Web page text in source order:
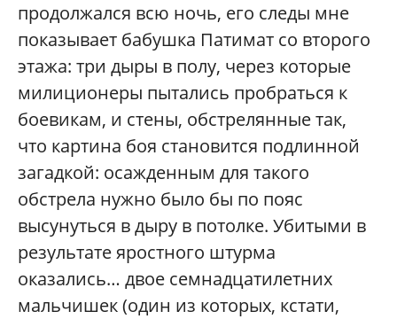
продолжался всю ночь, его следы мне
показывает бабушка Патимат со второго
этажа: три дыры в полу, через которые
милиционеры пытались пробраться к
боевикам, и стены, обстрелянные так,
что картина боя становится подлинной
загадкой: осажденным для такого
обстрела нужно было бы по пояс
высунуться в дыру в потолке. Убитыми в
результате яростного штурма
оказались… двое семнадцатилетних
мальчишек (один из которых, кстати,